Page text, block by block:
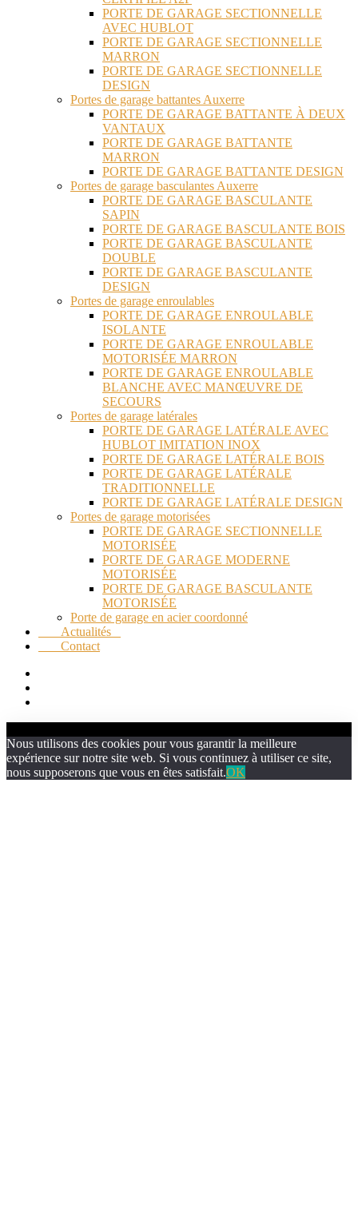
PORTE DE GARAGE SECTIONNELLE
AVEC HUBLOT
PORTE DE GARAGE SECTIONNELLE
MARRON
PORTE DE GARAGE SECTIONNELLE
DESIGN
Portes de garage battantes Auxerre
PORTE DE GARAGE BATTANTE À DEUX
VANTAUX
PORTE DE GARAGE BATTANTE
MARRON
PORTE DE GARAGE BATTANTE DESIGN
Portes de garage basculantes Auxerre
PORTE DE GARAGE BASCULANTE
SAPIN
PORTE DE GARAGE BASCULANTE BOIS
PORTE DE GARAGE BASCULANTE
DOUBLE
PORTE DE GARAGE BASCULANTE
DESIGN
Portes de garage enroulables
PORTE DE GARAGE ENROULABLE
ISOLANTE
PORTE DE GARAGE ENROULABLE
MOTORISÉE MARRON
PORTE DE GARAGE ENROULABLE
BLANCHE AVEC MANŒUVRE DE
SECOURS
Portes de garage latérales
PORTE DE GARAGE LATÉRALE AVEC
HUBLOT IMITATION INOX
PORTE DE GARAGE LATÉRALE BOIS
PORTE DE GARAGE LATÉRALE
TRADITIONNELLE
PORTE DE GARAGE LATÉRALE DESIGN
Portes de garage motorisées
PORTE DE GARAGE SECTIONNELLE
MOTORISÉE
PORTE DE GARAGE MODERNE
MOTORISÉE
PORTE DE GARAGE BASCULANTE
MOTORISÉE
Porte de garage en acier coordonné
Actualités
Contact
Nous utilisons des cookies pour vous garantir la meilleure
expérience sur notre site web. Si vous continuez à utiliser ce site,
nous supposerons que vous en êtes satisfait.OK